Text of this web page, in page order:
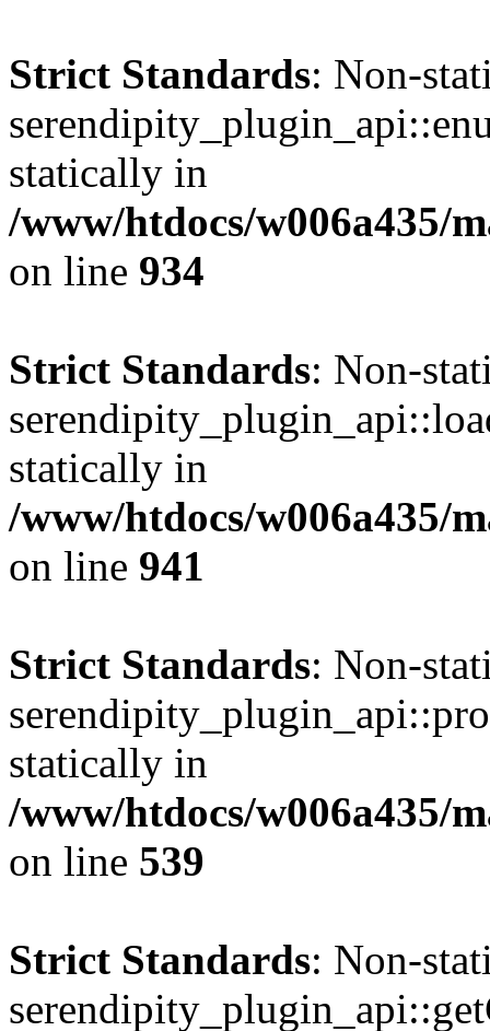
Strict Standards: Non-
statically in
/www/htdocs/w006a435/
on line 934
Strict Standards: Non-
statically in
/www/htdocs/w006a435/
on line 941
Strict Standards: Non-
statically in
/www/htdocs/w006a435/
on line 539
Strict Standards: Non-